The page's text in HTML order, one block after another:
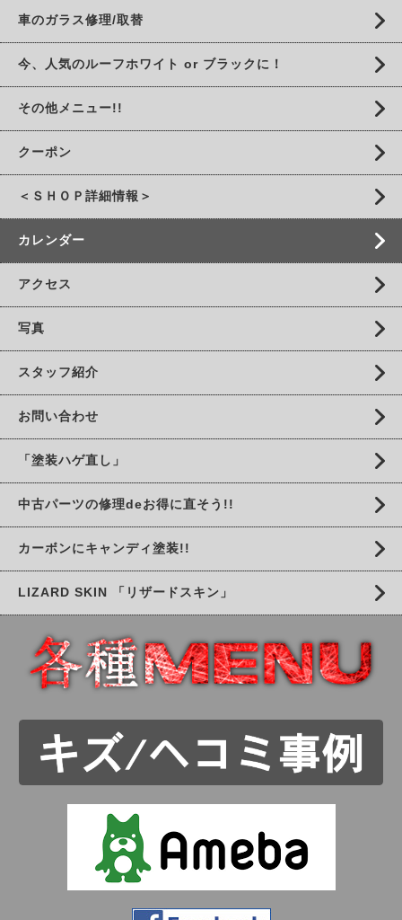
車のガラス修理/取替
今、人気のルーフホワイト or ブラックに！
その他メニュー!!
クーポン
＜ＳＨＯＰ詳細情報＞
カレンダー
アクセス
写真
スタッフ紹介
お問い合わせ
「塗装ハゲ直し」
中古パーツの修理deお得に直そう!!
カーボンにキャンディ塗装!!
LIZARD SKIN 「リザードスキン」